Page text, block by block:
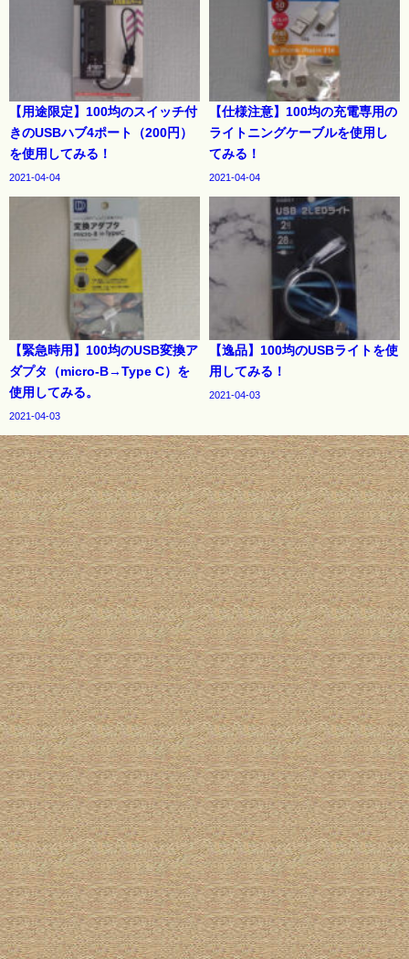
【用途限定】100均のスイッチ付
きのUSBハブ4ポート（200円）
を使用してみる！
2021-04-04
【仕様注意】100均の充電専用の
ライトニングケーブルを使用し
てみる！
2021-04-04
【緊急時用】100均のUSB変換ア
ダプタ（micro-B→Type C）を
使用してみる。
2021-04-03
【逸品】100均のUSBライトを使
用してみる！
2021-04-03